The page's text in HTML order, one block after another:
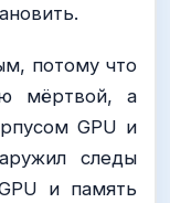
потому что
мёртвой, а
GPU и
следы
и память